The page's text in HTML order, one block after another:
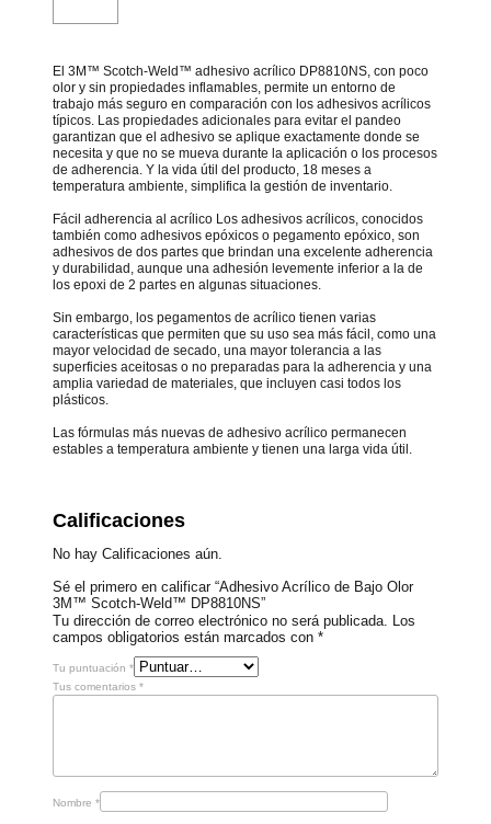
El 3M™ Scotch-Weld™ adhesivo acrílico DP8810NS, con poco
olor y sin propiedades inflamables, permite un entorno de
trabajo más seguro en comparación con los adhesivos acrílicos
típicos. Las propiedades adicionales para evitar el pandeo
garantizan que el adhesivo se aplique exactamente donde se
necesita y que no se mueva durante la aplicación o los procesos
de adherencia. Y la vida útil del producto, 18 meses a
temperatura ambiente, simplifica la gestión de inventario.
Fácil adherencia al acrílico Los adhesivos acrílicos, conocidos
también como adhesivos epóxicos o pegamento epóxico, son
adhesivos de dos partes que brindan una excelente adherencia
y durabilidad, aunque una adhesión levemente inferior a la de
los epoxi de 2 partes en algunas situaciones.
Sin embargo, los pegamentos de acrílico tienen varias
características que permiten que su uso sea más fácil, como una
mayor velocidad de secado, una mayor tolerancia a las
superficies aceitosas o no preparadas para la adherencia y una
amplia variedad de materiales, que incluyen casi todos los
plásticos.
Las fórmulas más nuevas de adhesivo acrílico permanecen
estables a temperatura ambiente y tienen una larga vida útil.
Calificaciones
No hay Calificaciones aún.
Sé el primero en calificar “Adhesivo Acrílico de Bajo Olor
3M™ Scotch-Weld™ DP8810NS”
Tu dirección de correo electrónico no será publicada.
Los
campos obligatorios están marcados con *
Tu puntuación *
Tus comentarios *
Nombre *